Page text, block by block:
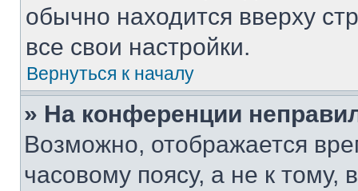
обычно находится вверху
все свои настройки.
Вернуться к началу
» На конференции
Возможно, отображается
часовому поясу, а не к тому,